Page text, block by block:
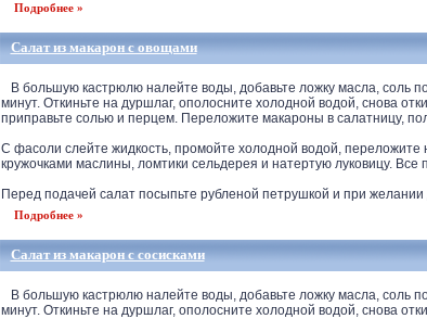
Подробнее »
Салат из макарон с овощами
В большую кастрюлю налейте воды, добавьте ложку масла, соль
минут. Откиньте на дуршлаг, ополосните холодной водой, снова
приправьте солью и перцем. Переложите макароны в салатницу,
С фасоли слейте жидкость, промойте холодной водой,
кружочками маслины, ломтики сельдерея и натертую луковицу.
Перед подачей салат посыпьте рубленой петрушкой и при желании
Подробнее »
Салат из макарон с сосисками
В большую кастрюлю налейте воды, добавьте ложку масла, соль
минут. Откиньте на дуршлаг, ополосните холодной водой, снова